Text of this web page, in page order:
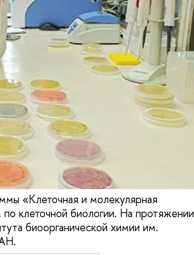
«Клеточная и молекулярная
клеточной биологии. На протяжении
биоорганической химии им.